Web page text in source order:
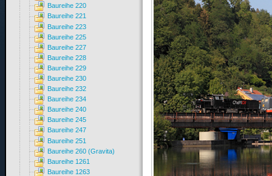
Baureihe 220
Baureihe 221
Baureihe 223
Baureihe 225
Baureihe 227
Baureihe 228
Baureihe 229
Baureihe 230
Baureihe 232
Baureihe 234
Baureihe 240
Baureihe 245
Baureihe 247
Baureihe 251
Baureihe 260 (Gravita)
Baureihe 1261
Baureihe 1263